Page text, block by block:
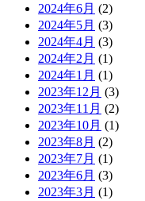
2024年6月 (2)
2024年5月 (3)
2024年4月 (3)
2024年2月 (1)
2024年1月 (1)
2023年12月 (3)
2023年11月 (2)
2023年10月 (1)
2023年8月 (2)
2023年7月 (1)
2023年6月 (3)
2023年3月 (1)